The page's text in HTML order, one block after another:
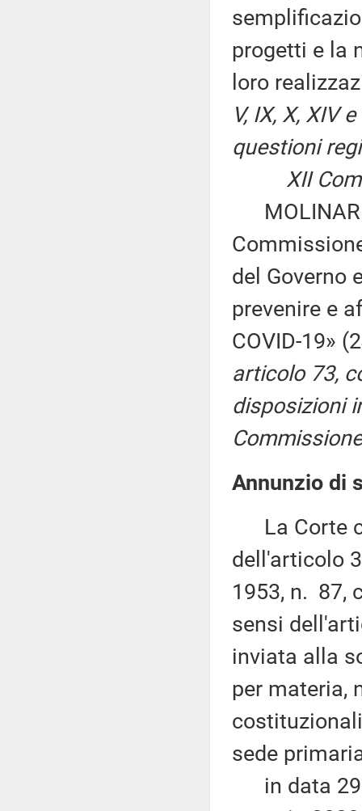
progetti e la
loro
V, IX, X, XIV
questioni
XII
del Governo
prevenire e
COVID-19»
articolo 73,
disposizioni
Annunzio di
La Corte
dell'articolo
1953, n. 87,
sensi
inviata alla
per materia,
sede
in data 29